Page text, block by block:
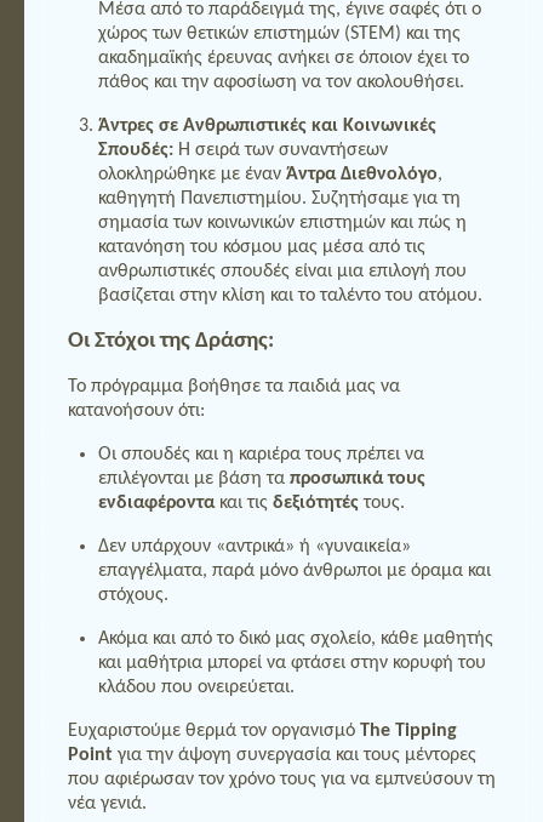
Μέσα από το παράδειγμά της, έγινε σαφές ότι ο
χώρος των θετικών επιστημών (STEM) και της
ακαδημαϊκής έρευνας ανήκει σε όποιον έχει το
πάθος και την αφοσίωση να τον ακολουθήσει.
Άντρες σε Ανθρωπιστικές και Κοινωνικές
Σπουδές:Η σειρά των συναντήσεων
ολοκληρώθηκε με έναν Άντρα Διεθνολόγο,
καθηγητή Πανεπιστημίου. Συζητήσαμε για τη
σημασία των κοινωνικών επιστημών και πώς η
κατανόηση του κόσμου μας μέσα από τις
ανθρωπιστικές σπουδές είναι μια επιλογή που
βασίζεται στην κλίση και το ταλέντο του ατόμου.
Οι Στόχοι της Δράσης:
Το πρόγραμμα βοήθησε τα παιδιά μας να
κατανοήσουν ότι:
Οι σπουδές και η καριέρα τους πρέπει να
επιλέγονται με βάση τα προσωπικά τους
ενδιαφέροντακαι τις δεξιότητέςτους.
Δεν υπάρχουν «αντρικά» ή «γυναικεία»
επαγγέλματα, παρά μόνο άνθρωποι με όραμα και
στόχους.
Ακόμα και από το δικό μας σχολείο, κάθε μαθητής
και μαθήτρια μπορεί να φτάσει στην κορυφή του
κλάδου που ονειρεύεται.
Ευχαριστούμε θερμά τον οργανισμό The Tipping
Pointγια την άψογη συνεργασία και τους μέντορες
που αφιέρωσαν τον χρόνο τους για να εμπνεύσουν τη
νέα γενιά.